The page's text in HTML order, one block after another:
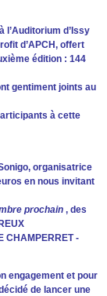
l’Auditorium d’Issy
d’APCH, offert
édition : 144
gentiment joints au
à cette
organisatrice
en nous invitant
prochain , des
CHAMPERRET -
engagement et pour
de lancer une